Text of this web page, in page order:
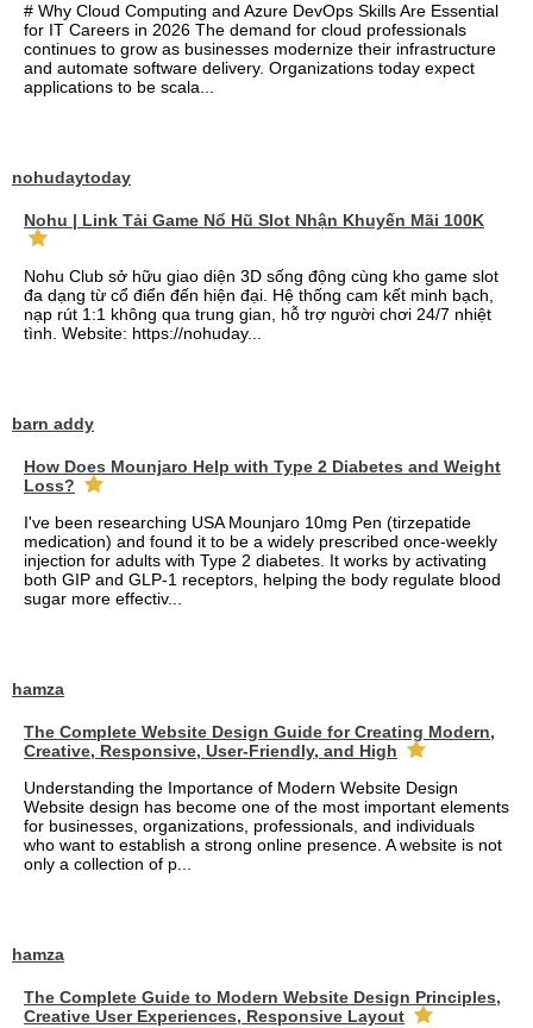
# Why Cloud Computing and Azure DevOps Skills Are Essential
for IT Careers in 2026 The demand for cloud professionals
continues to grow as businesses modernize their infrastructure
and automate software delivery. Organizations today expect
applications to be scala...
nohudaytoday
Nohu | Link Tải Game Nổ Hũ Slot Nhận Khuyến Mãi 100K
Nohu Club sở hữu giao diện 3D sống động cùng kho game slot
đa dạng từ cổ điển đến hiện đại. Hệ thống cam kết minh bạch,
nạp rút 1:1 không qua trung gian, hỗ trợ người chơi 24/7 nhiệt
tình. Website: https://nohuday...
barn addy
How Does Mounjaro Help with Type 2 Diabetes and Weight
Loss?
I've been researching USA Mounjaro 10mg Pen (tirzepatide
medication) and found it to be a widely prescribed once-weekly
injection for adults with Type 2 diabetes. It works by activating
both GIP and GLP-1 receptors, helping the body regulate blood
sugar more effectiv...
hamza
The Complete Website Design Guide for Creating Modern,
Creative, Responsive, User-Friendly, and High
Understanding the Importance of Modern Website Design
Website design has become one of the most important elements
for businesses, organizations, professionals, and individuals
who want to establish a strong online presence. A website is not
only a collection of p...
hamza
The Complete Guide to Modern Website Design Principles,
Creative User Experiences, Responsive Layout